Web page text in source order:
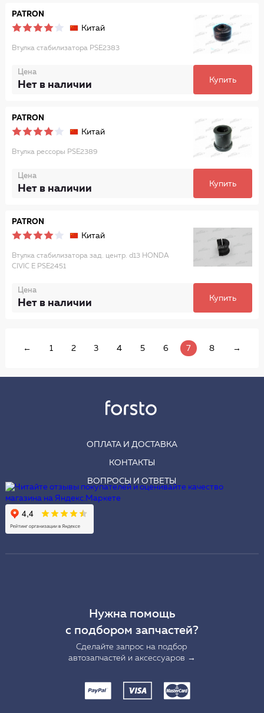
PATRON
Китай
Втулка стабилизатора PSE2383
Цена
Нет в наличии Купить
PATRON
Китай
Втулка рессоры PSE2389
Цена
Нет в наличии Купить
PATRON
Китай
Втулка стабилизатора зад. центр. d13 HONDA
CIVIC E PSE2451
Цена
Нет в наличии Купить
← 1 2 3 4 5 6 7 8 →
ОПЛАТА И ДОСТАВКА
КОНТАКТЫ
ВОПРОСЫ И ОТВЕТЫ
Нужна помощь
с подбором запчастей?
Сделайте запрос на подбор
автозапчастей и аксессуаров →